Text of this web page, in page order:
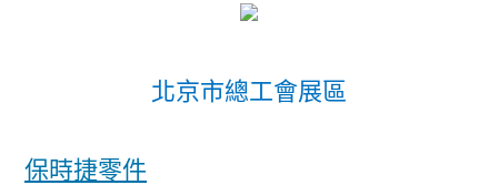
北京市總工會展區
保時捷零件